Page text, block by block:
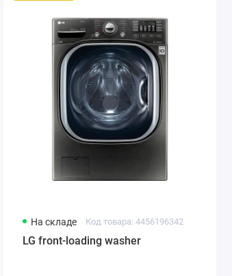
На складе Код товара: 4456196342
LG front-loading washer